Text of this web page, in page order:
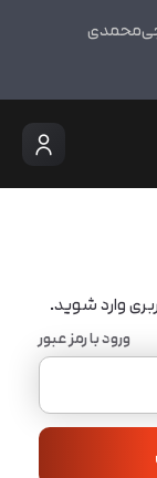
وارد شوید.
ورود با رمز عبور